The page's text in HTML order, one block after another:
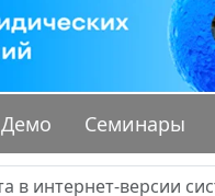
Демо Семинары